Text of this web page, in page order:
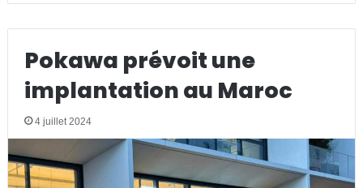
Pokawa prévoit une
implantation au Maroc
4 juillet 2024